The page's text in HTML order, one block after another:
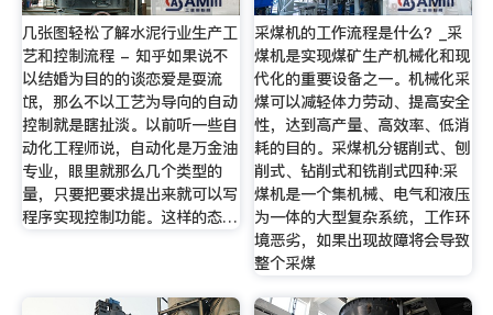
几张图轻松了解水泥行业生产工
艺和控制流程 - 知乎如果说不
以结婚为目的的谈恋爱是耍流
氓，那么不以工艺为导向的自动
控制就是瞎扯淡。以前听一些自
动化工程师说，自动化是万金油
专业，眼里就那么几个类型的
量，只要把要求提出来就可以写
程序实现控制功能。这样的态…
采煤机的工作流程是什么？_采
煤机是实现煤矿生产机械化和现
代化的重要设备之一。机械化采
煤可以减轻体力劳动、提高安全
性，达到高产量、高效率、低消
耗的目的。采煤机分锯削式、刨
削式、钻削式和铣削式四种:采
煤机是一个集机械、电气和液压
为一体的大型复杂系统，工作环
境恶劣，如果出现故障将会导致
整个采煤